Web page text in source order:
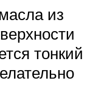
из
тонкий